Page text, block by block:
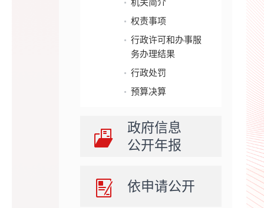
机关简介
权责事项
行政许可和办事服
务办理结果
行政处罚
预算决算
政府信息
公开年报
依申请公开